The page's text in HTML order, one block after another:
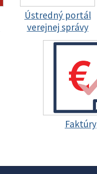
Ústredný portál
verejnej správy
Faktúry